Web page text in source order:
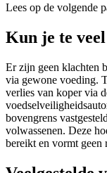
Lees op de volgende
Kun je te
Er zijn geen klachten
via gewone voeding.
verlies van koper via
bovengrens
volwassenen. Deze
bereikt en vormt geen